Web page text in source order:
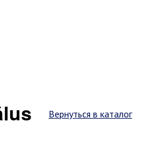
Вернуться в каталог